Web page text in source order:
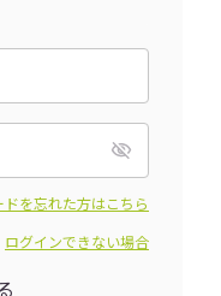
ドを忘れた方はこちら
ログインできない場合